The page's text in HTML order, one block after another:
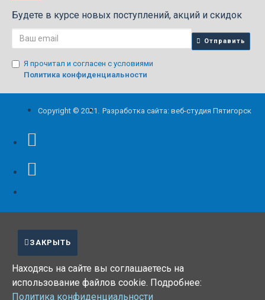
Будете в курсе новых поступлений, акций и скидок
Отправить
Я прочитал и согласен с условиями
Политика конфиденциальности
Copyright © 2021. Разработка сайта: веб-студия Пятигорск
ЗАКРЫТЬ
Находясь на сайте вы соглашаетесь на
использование файлов cookie. Подробнее:
Политика конфиденциальности